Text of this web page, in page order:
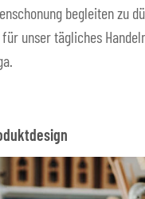
begleiten zu
unser tägliches